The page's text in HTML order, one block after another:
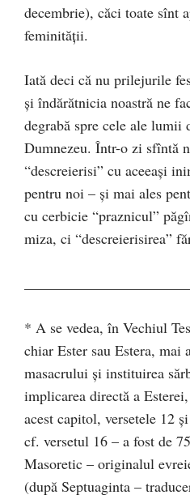
decembrie), căci toate sînt
feminităţii.
Iată deci că nu prilejurile
şi îndărătnicia noastră ne
degrabă spre cele ale lumii
Dumnezeu. Într-o zi sfîntă
“descreierisi” cu aceeaşi
pentru noi – şi mai ales
cu cerbicie “praznicul”
miza, ci “descreierisirea”
* A se vedea, în Vechiul
chiar Ester sau Estera, mai
masacrului şi instituirea
implicarea directă a
acest capitol, versetele 12
cf. versetul 16 – a fost de
Masoretic – originalul
(după Septuaginta –